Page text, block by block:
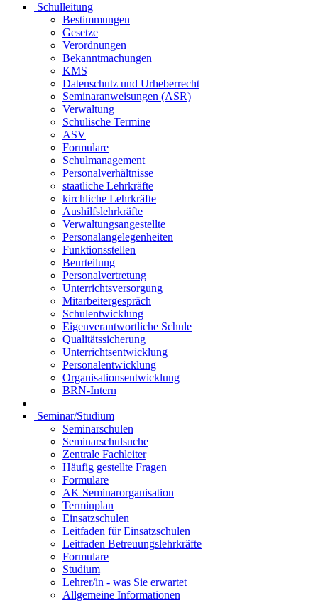
Schulleitung
Bestimmungen
Gesetze
Verordnungen
Bekanntmachungen
KMS
Datenschutz und Urheberrecht
Seminaranweisungen (ASR)
Verwaltung
Schulische Termine
ASV
Formulare
Schulmanagement
Personalverhältnisse
staatliche Lehrkräfte
kirchliche Lehrkräfte
Aushilfslehrkräfte
Verwaltungsangestellte
Personalangelegenheiten
Funktionsstellen
Beurteilung
Personalvertretung
Unterrichtsversorgung
Mitarbeitergespräch
Schulentwicklung
Eigenverantwortliche Schule
Qualitätssicherung
Unterrichtsentwicklung
Personalentwicklung
Organisationsentwicklung
BRN-Intern
Seminar/Studium
Seminarschulen
Seminarschulsuche
Zentrale Fachleiter
Häufig gestellte Fragen
Formulare
AK Seminarorganisation
Terminplan
Einsatzschulen
Leitfaden für Einsatzschulen
Leitfaden Betreuungslehrkräfte
Formulare
Studium
Lehrer/in - was Sie erwartet
Allgemeine Informationen